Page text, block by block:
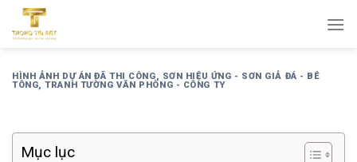
qua
dungHÌNH ẢNH DỰ ÁN ĐÃ THI CÔNG, SƠN HIỆU ỨNG - SƠN GIẢ ĐÁ - BÊ
TÔNG,TRANH TƯỜNG VĂN PHÒNG - CÔNG TY
Mục lục